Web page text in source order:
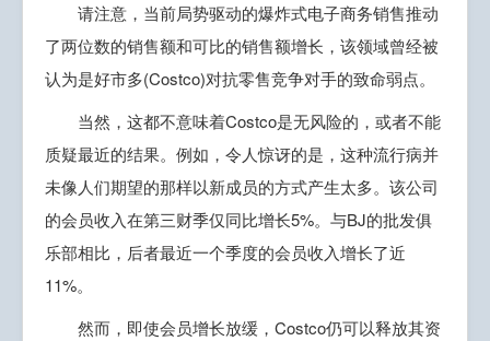
请注意，当前局势驱动的爆炸式电子商务销售推动
了两位数的销售额和可比的销售额增长，该领域曾经被
认为是好市多(Costco)对抗零售竞争对手的致命弱点。
当然，这都不意味着Costco是无风险的，或者不能
质疑最近的结果。例如，令人惊讶的是，这种流行病并
未像人们期望的那样以新成员的方式产生太多。该公司
的会员收入在第三财季仅同比增长5%。与BJ的批发俱
乐部相比，后者最近一个季度的会员收入增长了近
11%。
然而，即使会员增长放缓，Costco仍可以释放其资